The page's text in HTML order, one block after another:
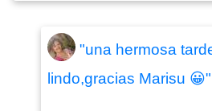
"una hermosa
lindo,gracias Marisu